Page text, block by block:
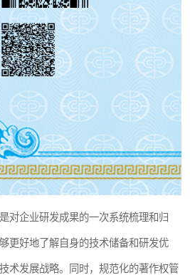
对企业研发成果的一次系统梳理和归
更好地了解自身的技术储备和研发优
术发展战略。同时，规范化的著作权管